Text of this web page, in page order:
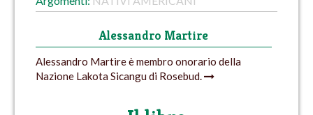
Alessandro Martire
Alessandro Martire è membro onorario della
Nazione Lakota Sicangu di Rosebud.